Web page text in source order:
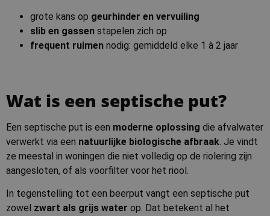
grote kans op geurhinder en vervuiling
slib en gassen stapelen zich op
frequent ruimen nodig: gemiddeld elke 1 à 2 jaar
Wat is een septische put?
Een septische put is een moderne oplossing die afvalwater
verwerkt via een natuurlijke biologische afbraak. Je vindt
ze meestal in woningen die niet volledig op de riolering zijn
aangesloten, of als voorfilter voor het riool.
In tegenstelling tot een beerput vangt een septische put
zowel zwart als grijs water op. Dat betekent al het